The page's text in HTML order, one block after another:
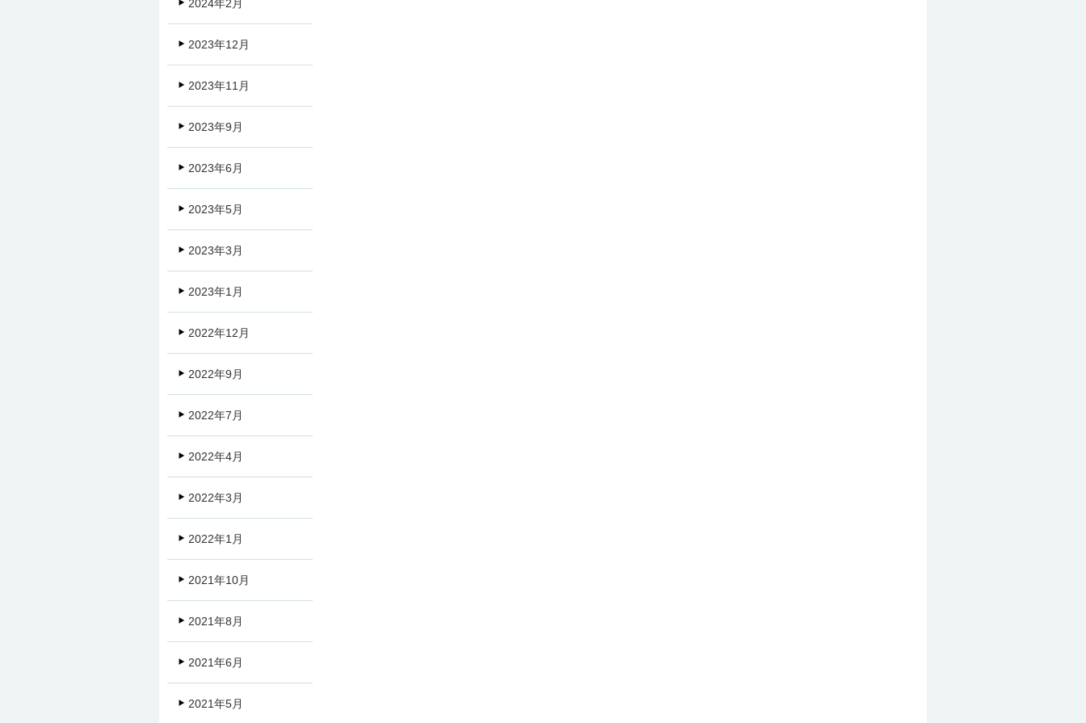
2024年2月
2023年12月
2023年11月
2023年9月
2023年6月
2023年5月
2023年3月
2023年1月
2022年12月
2022年9月
2022年7月
2022年4月
2022年3月
2022年1月
2021年10月
2021年8月
2021年6月
2021年5月